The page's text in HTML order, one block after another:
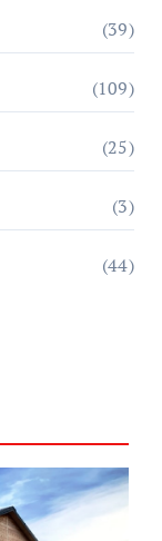
(39)
(109)
(25)
(3)
(44)